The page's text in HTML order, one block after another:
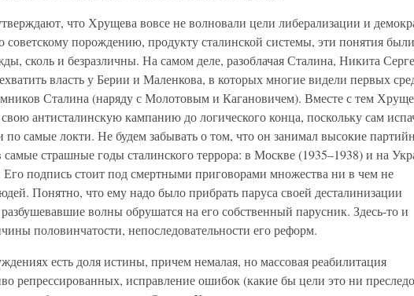
что Хрущева вовсе не волновали цели либерализации и
советскому порождению, продукту сталинской системы, эти понятия были
сколь и безразличны. На самом деле, разоблачая Сталина, Никита
власть у Берии и Маленкова, в которых многие видели первых
Сталина (наряду с Молотовым и Кагановичем). Вместе с тем
антисталинскую кампанию до логического конца, поскольку сам
по самые локти. Не будем забывать о том, что он занимал высокие
самые страшные годы сталинского террора: в Москве (1935–1938) и на
Его подпись стоит под смертными приговорами множества ни в чем не
Понятно, что ему надо было прибрать паруса своей десталинизации
волны обрушатся на его собственный парусник. Здесь-то и
половинчатости, непоследовательности его реформ.
есть доля истины, причем немалая, но массовая реабилитация
репрессированных, исправление ошибок (какие бы цели это ни